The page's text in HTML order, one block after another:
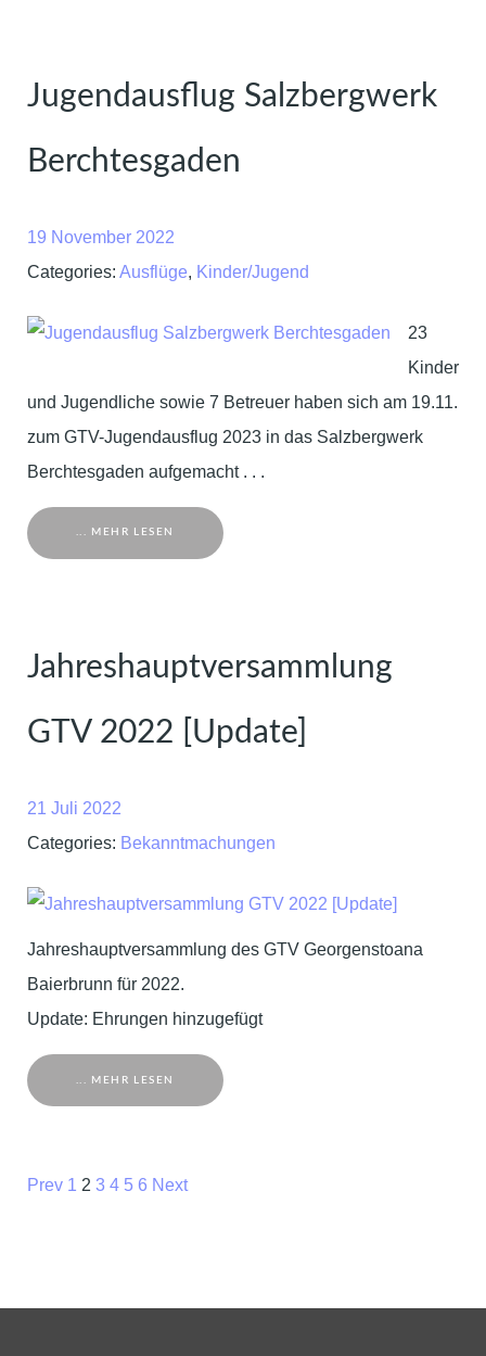
Jugendausflug Salzbergwerk
Berchtesgaden
19 November 2022
Categories: Ausflüge, Kinder/Jugend
23
Kinder
und Jugendliche sowie 7 Betreuer haben sich am 19.11.
zum GTV-Jugendausflug 2023 in das Salzbergwerk
Berchtesgaden aufgemacht . . .
... MEHR LESEN
Jahreshauptversammlung
GTV 2022 [Update]
21 Juli 2022
Categories: Bekanntmachungen
Jahreshauptversammlung des GTV Georgenstoana
Baierbrunn für 2022.
Update: Ehrungen hinzugefügt
... MEHR LESEN
Prev 1 2 3 4 5 6 Next